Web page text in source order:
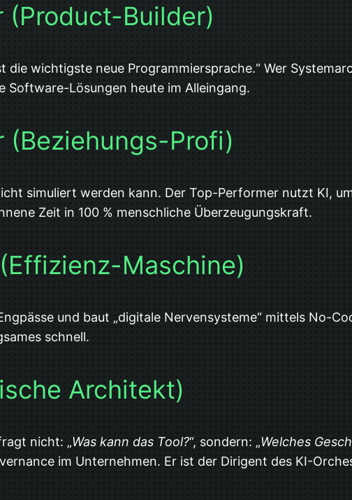
(Product-Builder)
wichtigste neue Programmiersprache.“ Wer
Software-Lösungen heute im Alleingang.
(Beziehungs-Profi)
simuliert werden kann. Der Top-Performer nutzt KI,
Zeit in 100 % menschliche Überzeugungskraft.
Maschine)
und baut „digitale Nervensysteme“ mittels No-
schnell.
Architekt)
nicht: „Was kann das Tool?“, sondern: „Welches
im Unternehmen. Er ist der Dirigent des KI-